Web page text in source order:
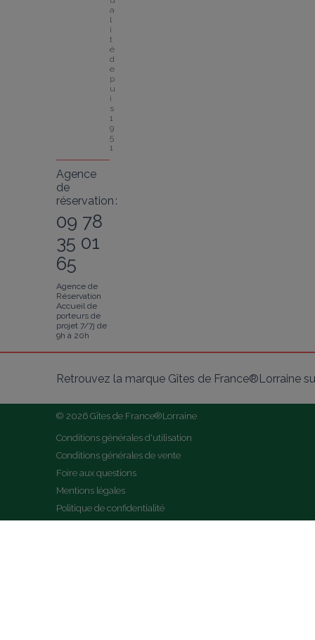
a
l
i
t
é
d
e
p
u
i
s
1
9
5
1
Agence
de
réservation :
09 78
35 01
65
Agence de
Réservation
Accueil de
porteurs de
projet 7/7j de
9h à 20h
Retrouvez la marque Gîtes de France®Lorraine
© 2026 Gîtes de France®Lorraine
Conditions générales d'utilisation
Conditions générales de vente
Foire aux questions
Mentions légales
Politique de confidentialité